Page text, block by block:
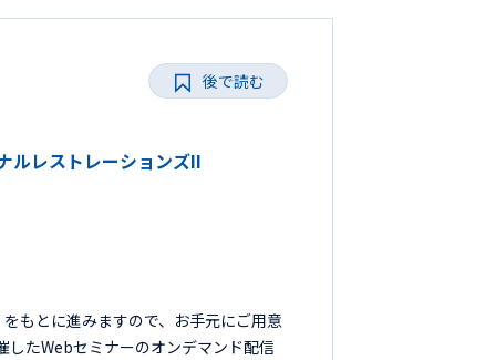
ルレストレーションズII
もとに進みますので、お手元にご用意
たWebセミナーのオンデマンド配信
後で読む